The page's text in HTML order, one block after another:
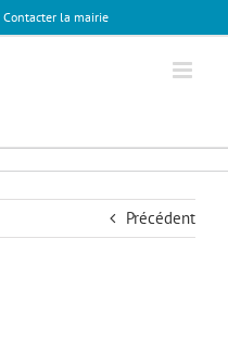
Contacter la mairie
Précédent